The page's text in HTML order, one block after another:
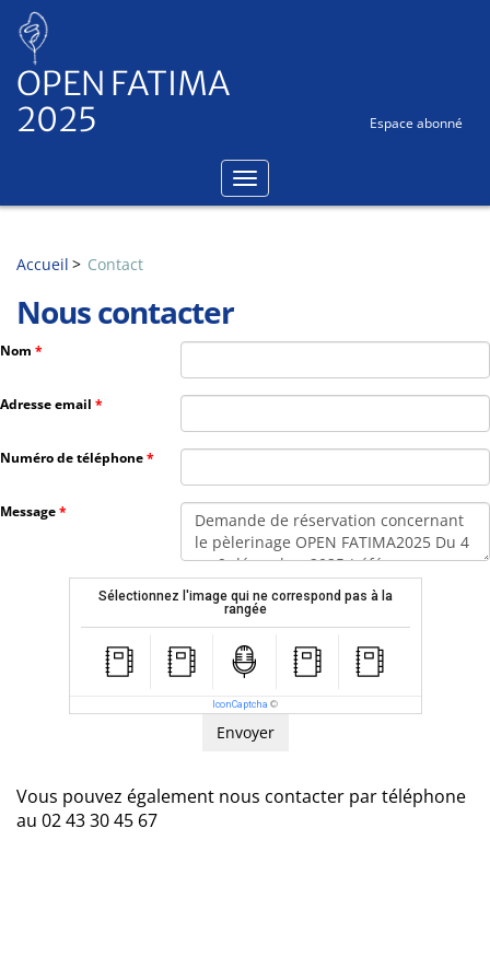
OPEN FATIMA
2025
Espace abonné
Accueil Contact
Nous contacter
Nom
Adresse email
Numéro de téléphone
Message
Sélectionnez l'image qui ne correspond pas à la
rangée
IconCaptcha ©
Vous pouvez également nous contacter par téléphone
au 02 43 30 45 67
Panneau de gestion des cookies